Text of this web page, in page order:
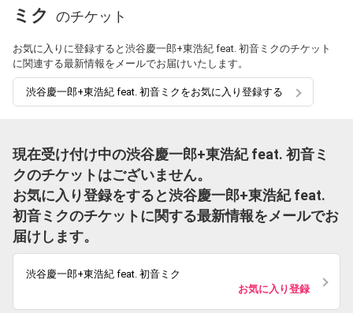
ミク
のチケット
お気に入りに登録すると渋谷慶一郎+東浩紀 feat. 初音ミクのチケット
に関連する最新情報をメールでお届けいたします。
渋谷慶一郎+東浩紀 feat. 初音ミクをお気に入り登録する
現在受け付け中の渋谷慶一郎+東浩紀 feat. 初音ミ
クのチケットはございません。
お気に入り登録をすると渋谷慶一郎+東浩紀 feat.
初音ミクのチケットに関する最新情報をメールでお
届けします。
渋谷慶一郎+東浩紀 feat. 初音ミク
お気に入り登録